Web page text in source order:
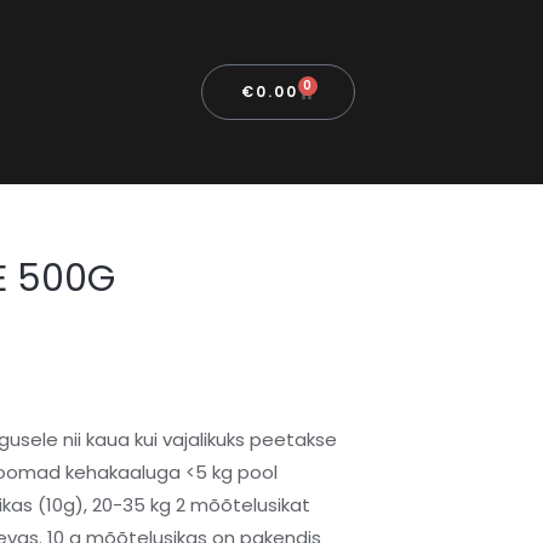
€0.00 0
500G
nii kaua kui vajalikuks peetakse
kehakaaluga <5 kg pool
(10g), 20-35 kg 2 mõõtelusikat
10 g mõõtelusikas on pakendis